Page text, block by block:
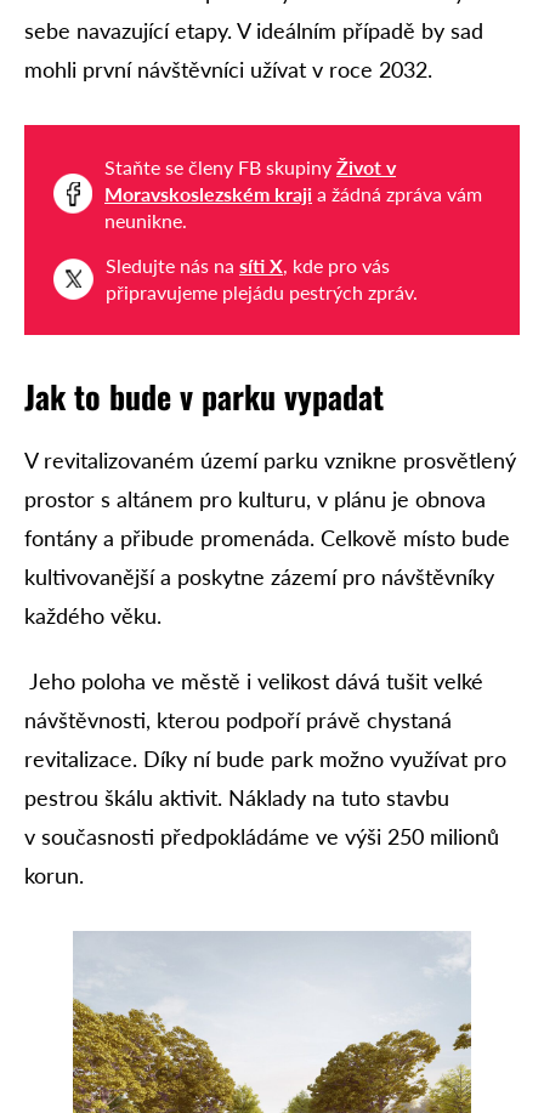
sebe navazující etapy. V ideálním případě by sad
mohli první návštěvníci užívat v roce 2032.
Staňte se členy FB skupiny Život v
Moravskoslezském kraji a žádná zpráva vám
neunikne.
Sledujte nás na síti X, kde pro vás
připravujeme plejádu pestrých zpráv.
Jak to bude v parku vypadat
V revitalizovaném území parku vznikne prosvětlený
prostor s altánem pro kulturu, v plánu je obnova
fontány a přibude promenáda. Celkově místo bude
kultivovanější a poskytne zázemí pro návštěvníky
každého věku.
Jeho poloha ve městě i velikost dává tušit velké
návštěvnosti, kterou podpoří právě chystaná
revitalizace. Díky ní bude park možno využívat pro
pestrou škálu aktivit. Náklady na tuto stavbu
v současnosti předpokládáme ve výši 250 milionů
korun.